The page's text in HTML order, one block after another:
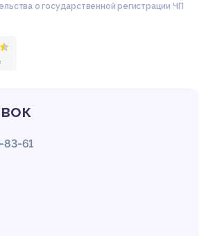
о государственной регистрации ЧП
83-61